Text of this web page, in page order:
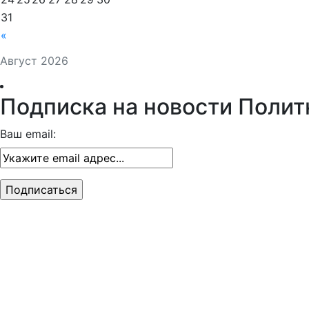
Август 2026
«
31
Подписка на новости
Ваш email: